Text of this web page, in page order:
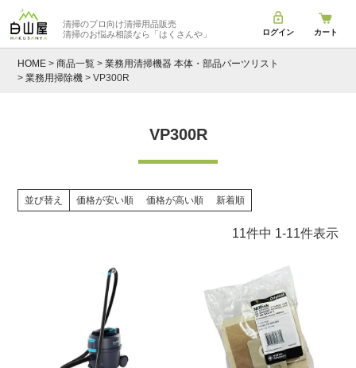
清掃のプロ向け清掃用品販売
清掃のお悩み相談なら 「はくさんや」 ログイン カート
HOME 商品一覧
業務用清掃機器 本体・部品パーツリスト
業務用掃除機
VP300R
VP300R
並び替え 価格が安い順 価格が高い順 新着順
11件中 1-11件表示